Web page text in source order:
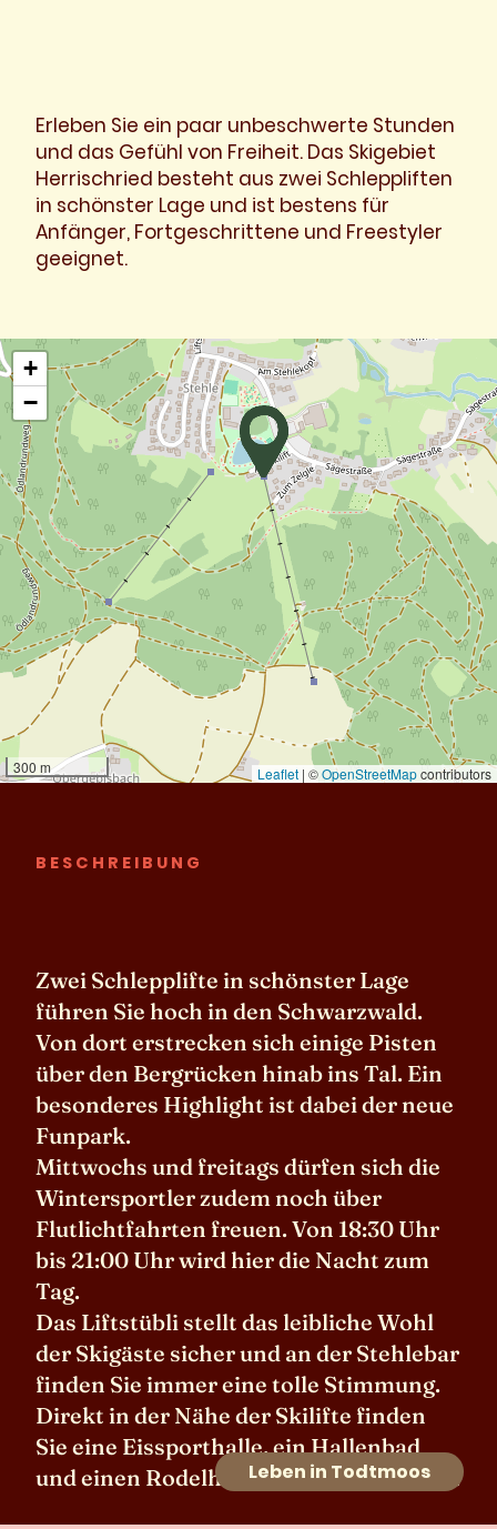
Leben in Todtmoos
Erleben Sie ein paar unbeschwerte Stunden
und das Gefühl von Freiheit. Das Skigebiet
Herrischried besteht aus zwei Schleppliften
in schönster Lage und ist bestens für
Anfänger, Fortgeschrittene und Freestyler
geeignet.
BESCHREIBUNG
Zwei Schlepplifte in schönster Lage
führen Sie hoch in den Schwarzwald.
Von dort erstrecken sich einige Pisten
über den Bergrücken hinab ins Tal. Ein
besonderes Highlight ist dabei der neue
Funpark.
Mittwochs und freitags dürfen sich die
Wintersportler zudem noch über
Flutlichtfahrten freuen. Von 18:30 Uhr
bis 21:00 Uhr wird hier die Nacht zum
Tag.
Das Liftstübli stellt das leibliche Wohl
der Skigäste sicher und an der Stehlebar
finden Sie immer eine tolle Stimmung.
Direkt in der Nähe der Skilifte finden
Sie eine Eissporthalle, ein Hallenbad
und einen Rodelhang. Preis auf Anfrage.